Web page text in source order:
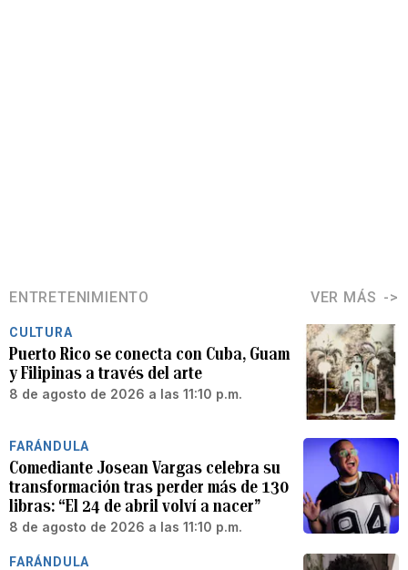
ENTRETENIMIENTO VER MÁS
CULTURA
Puerto Rico se conecta con Cuba, Guam
y Filipinas a través del arte
8 de agosto de 2026 a las 11:10 p.m.
FARÁNDULA
Comediante Josean Vargas celebra su
transformación tras perder más de 130
libras: “El 24 de abril volví a nacer”
8 de agosto de 2026 a las 11:10 p.m.
FARÁNDULA